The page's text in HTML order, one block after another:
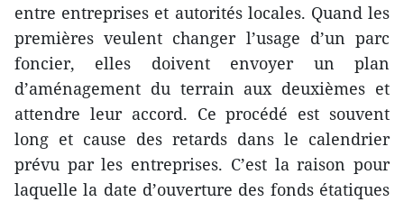
entre entreprises et autorités locales. Quand les
premières veulent changer l’usage d’un parc
foncier, elles doivent envoyer un plan
d’aménagement du terrain aux deuxièmes et
attendre leur accord. Ce procédé est souvent
long et cause des retards dans le calendrier
prévu par les entreprises. C’est la raison pour
laquelle la date d’ouverture des fonds étatiques